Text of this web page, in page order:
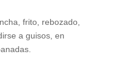
frito, rebozado,
a guisos, en